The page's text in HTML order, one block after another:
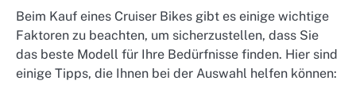
Beim Kauf eines Cruiser Bikes gibt es einige wichtige
Faktoren zu beachten, um sicherzustellen, dass Sie
das beste Modell für Ihre Bedürfnisse finden. Hier sind
einige Tipps, die Ihnen bei der Auswahl helfen können: